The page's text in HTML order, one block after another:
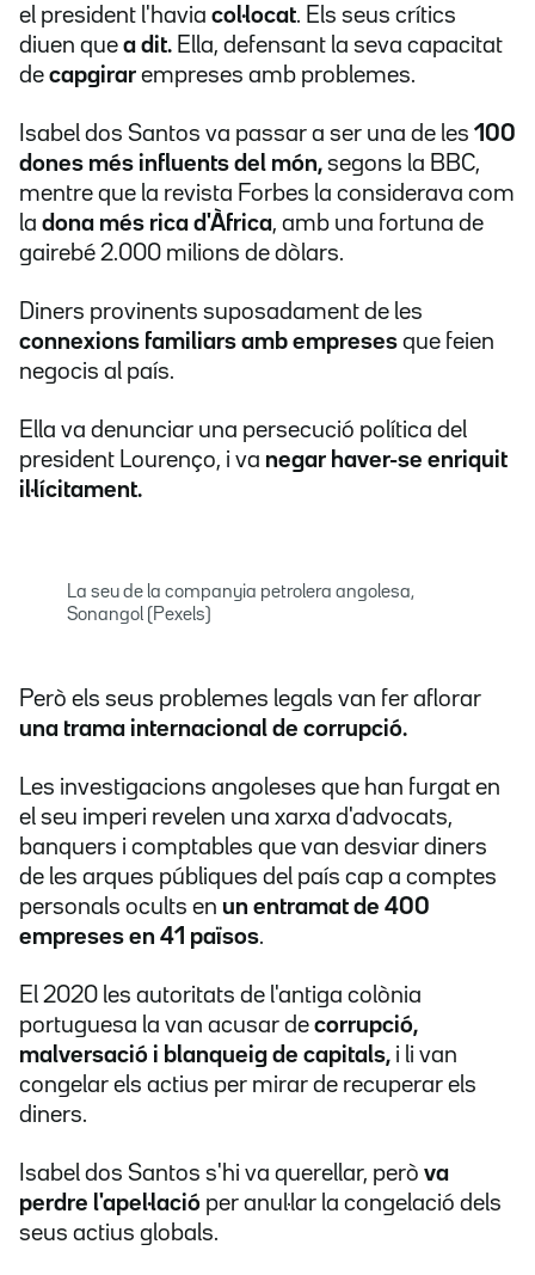
el president l'havia col·locat. Els seus crítics
diuen que a dit. Ella, defensant la seva capacitat
de capgirar empreses amb problemes.
Isabel dos Santos va passar a ser una de les 100
dones més influents del món, segons la BBC,
mentre que la revista Forbes la considerava com
la dona més rica d'Àfrica, amb una fortuna de
gairebé 2.000 milions de dòlars.
Diners provinents suposadament de les
connexions familiars amb empreses que feien
negocis al país.
Ella va denunciar una persecució política del
president Lourenço, i va negar haver-se enriquit
il·lícitament.
La seu de la companyia petrolera angolesa,
Sonangol (Pexels)
Però els seus problemes legals van fer aflorar
una trama internacional de corrupció.
Les investigacions angoleses que han furgat en
el seu imperi revelen una xarxa d'advocats,
banquers i comptables que van desviar diners
de les arques públiques del país cap a comptes
personals ocults en un entramat de 400
empreses en 41 països.
El 2020 les autoritats de l'antiga colònia
portuguesa la van acusar de corrupció,
malversació i blanqueig de capitals, i li van
congelar els actius per mirar de recuperar els
diners.
Isabel dos Santos s'hi va querellar, però va
perdre l'apel·lació per anul·lar la congelació dels
seus actius globals.